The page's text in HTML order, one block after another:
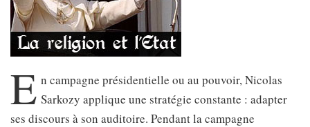
E n campagne présidentielle ou au pouvoir, Nicolas
Sarkozy applique une stratégie constante : adapter
ses discours à son auditoire. Pendant la campagne